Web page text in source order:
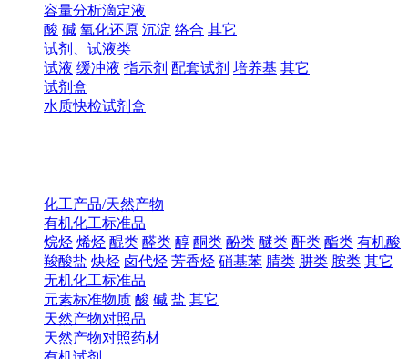
容量分析滴定液
酸 碱 氧化还原 沉淀 络合 其它
试剂、试液类
试液 缓冲液 指示剂 配套试剂 培养基 其它
试剂盒
水质快检试剂盒
化工产品/天然产物
有机化工标准品
烷烃 烯烃 醌类 醛类 醇 酮类 酚类 醚类 酐类 酯类 有机酸
羧酸盐 炔烃 卤代烃 芳香烃 硝基苯 腈类 肼类 胺类 其它
无机化工标准品
元素标准物质 酸 碱 盐 其它
天然产物对照品
天然产物对照药材